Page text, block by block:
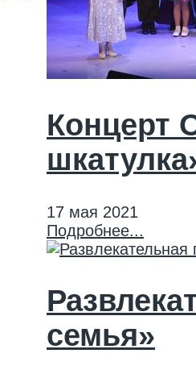
Концерт
17 мая 2021
Подробнее...
семья»